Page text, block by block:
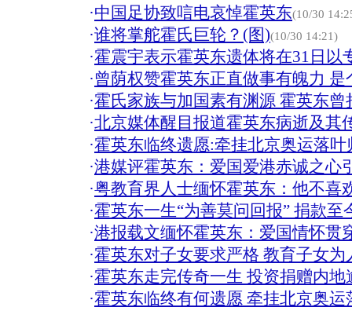
·中国足协致唁电哀悼霍英东(10/30
·谁将掌舵霍氏巨轮？(图)(10/30 14:21)
·霍震宇表示霍英东遗体将在31日以
·曾荫权赞霍英东正直做事有魄力 是
·霍氏家族与加国素有渊源 霍英东曾
·北京媒体醒目报道霍英东病逝及其
·霍英东临终遗愿:牵挂北京奥运落叶
·港媒评霍英东：爱国爱港赤诚之心
·粤教育界人士缅怀霍英东：他不喜
·霍英东一生“为善莫问回报” 捐款至
·港报载文缅怀霍英东：爱国情怀贯
·霍英东对子女要求严格 教育子女为
·霍英东走完传奇一生 投资捐赠内地
·霍英东临终有何遗愿 牵挂北京奥运